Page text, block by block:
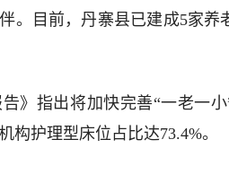
。目前，丹寨县已建成5家养
》指出将加快完善“一老一
构护理型床位占比达73.4%。